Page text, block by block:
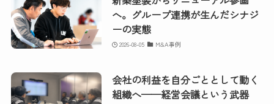
へ。グループ連携が生んだシナジ
ーの実態
2026-08-05 M&A事例
会社の利益を自分ごととして動く
組織へ——経営会議という武器